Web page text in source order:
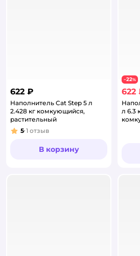
622 ₽
Наполнитель Cat Step 5 л
2.428 кг комкующийся,
растительный
Рейтинг:
5 1 отзыв
В корзину
−22%
622
л 6.3